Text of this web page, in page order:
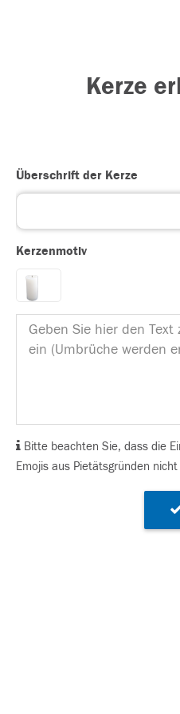
Kerze
Überschrift der Kerze
Kerzenmotiv
Bitte beachten Sie, dass die
Emojis aus Pietätsgründen